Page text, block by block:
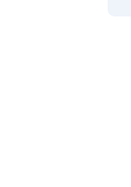
戶外空間
休憩之
的白色